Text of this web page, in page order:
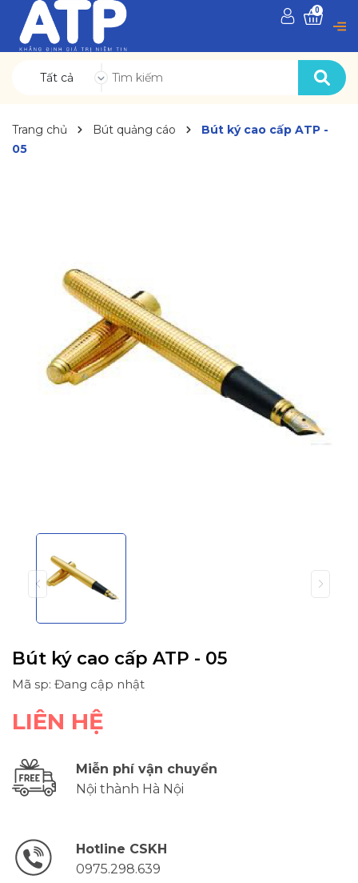
Tất cả
0
Trang chủ Bút quảng cáo
Bút ký cao cấp ATP -
05
Bút ký cao cấp ATP - 05
Mã sp: Đang cập nhật
LIÊN HỆ
Miễn phí vận chuyển
Nội thành Hà Nội
Hotline CSKH
0975.298.639